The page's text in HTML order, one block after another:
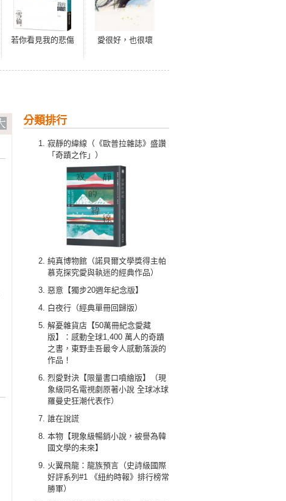
若你看見我的悲傷 愛很好，也很壞
分類排行
寂靜的緯線（《歐普拉雜誌》盛讚
「奇蹟之作」）
純真博物館（諾貝爾文學獎得主帕
慕克探究愛與執迷的經典作品）
惡意【獨步20週年紀念版】
白夜行（經典單冊回歸版）
解憂雜貨店【50萬冊紀念愛藏
版】：感動全球1,400 萬人的奇蹟
之書，東野圭吾最令人感動落淚的
作品！
烈愛對決【限量書口噴繪版】（現
象級同名電視劇原著小說 全球冰球
羅曼史狂潮代表作）
誰在說謊
本物【現象級暢銷小說，被譽為韓
國文學的未來】
火翼飛龍：龍族預言（史詩級國際
好評系列#1 《紐約時報》排行榜常
勝軍）